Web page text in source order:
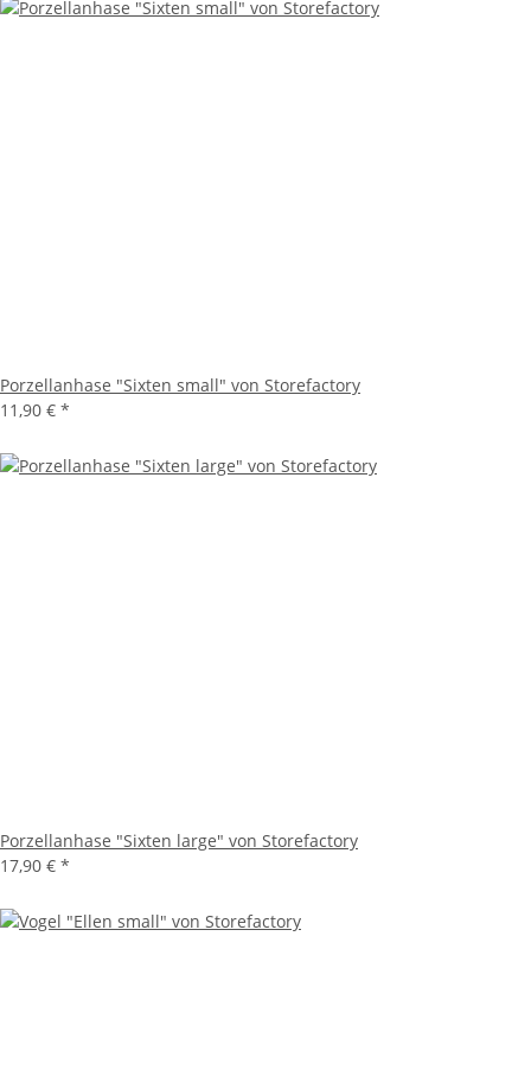
Porzellanhase "Sixten small" von Storefactory
11,90 € *
Porzellanhase "Sixten large" von Storefactory
17,90 € *